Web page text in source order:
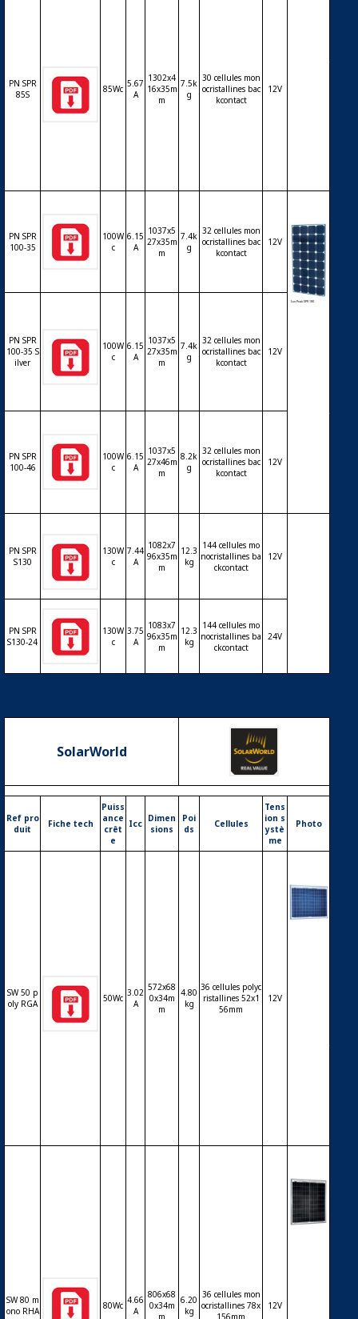
PN SPR
85S
85Wc 5.67
A
1302x4
16x35m
m
7.5k
g
30 cellules mon
ocristallines bac
kcontact
12V
PN SPR
100-35
100W
c
6.15
A
1037x5
27x35m
m
7.4k
g
32 cellules mon
ocristallines bac
kcontact
12V
PN SPR
100-35 S
ilver
100W
c
6.15
A
1037x5
27x35m
m
7.4k
g
32 cellules mon
ocristallines bac
kcontact
12V
PN SPR
100-46
100W
c
6.15
A
1037x5
27x46m
m
8.2k
g
32 cellules mon
ocristallines bac
kcontact
12V
PN SPR
S130
130W
c
7.44
A
1082x7
96x35m
m
12.3
kg
144 cellules mo
nocristallines ba
ckcontact
12V
PN SPR
S130-24
130W
c
3.75
A
1083x7
96x35m
m
12.3
kg
144 cellules mo
nocristallines ba
ckcontact
24V
SolarWorld
Ref pro
duit
Fiche tech
Puiss
ance
crêt
e
Icc Dimen
sions
Poi
ds
Cellules
Tens
ion s
ystè
me
Photo
SW 50 p
oly RGA
50Wc 3.02
A
572x68
0x34m
m
4.80
kg
36 cellules polyc
ristallines 52x1
56mm
12V
SW 80 m
ono RHA
80Wc 4.66
A
806x68
0x34m
m
6.20
kg
36 cellules mon
ocristallines 78x
156mm
12V